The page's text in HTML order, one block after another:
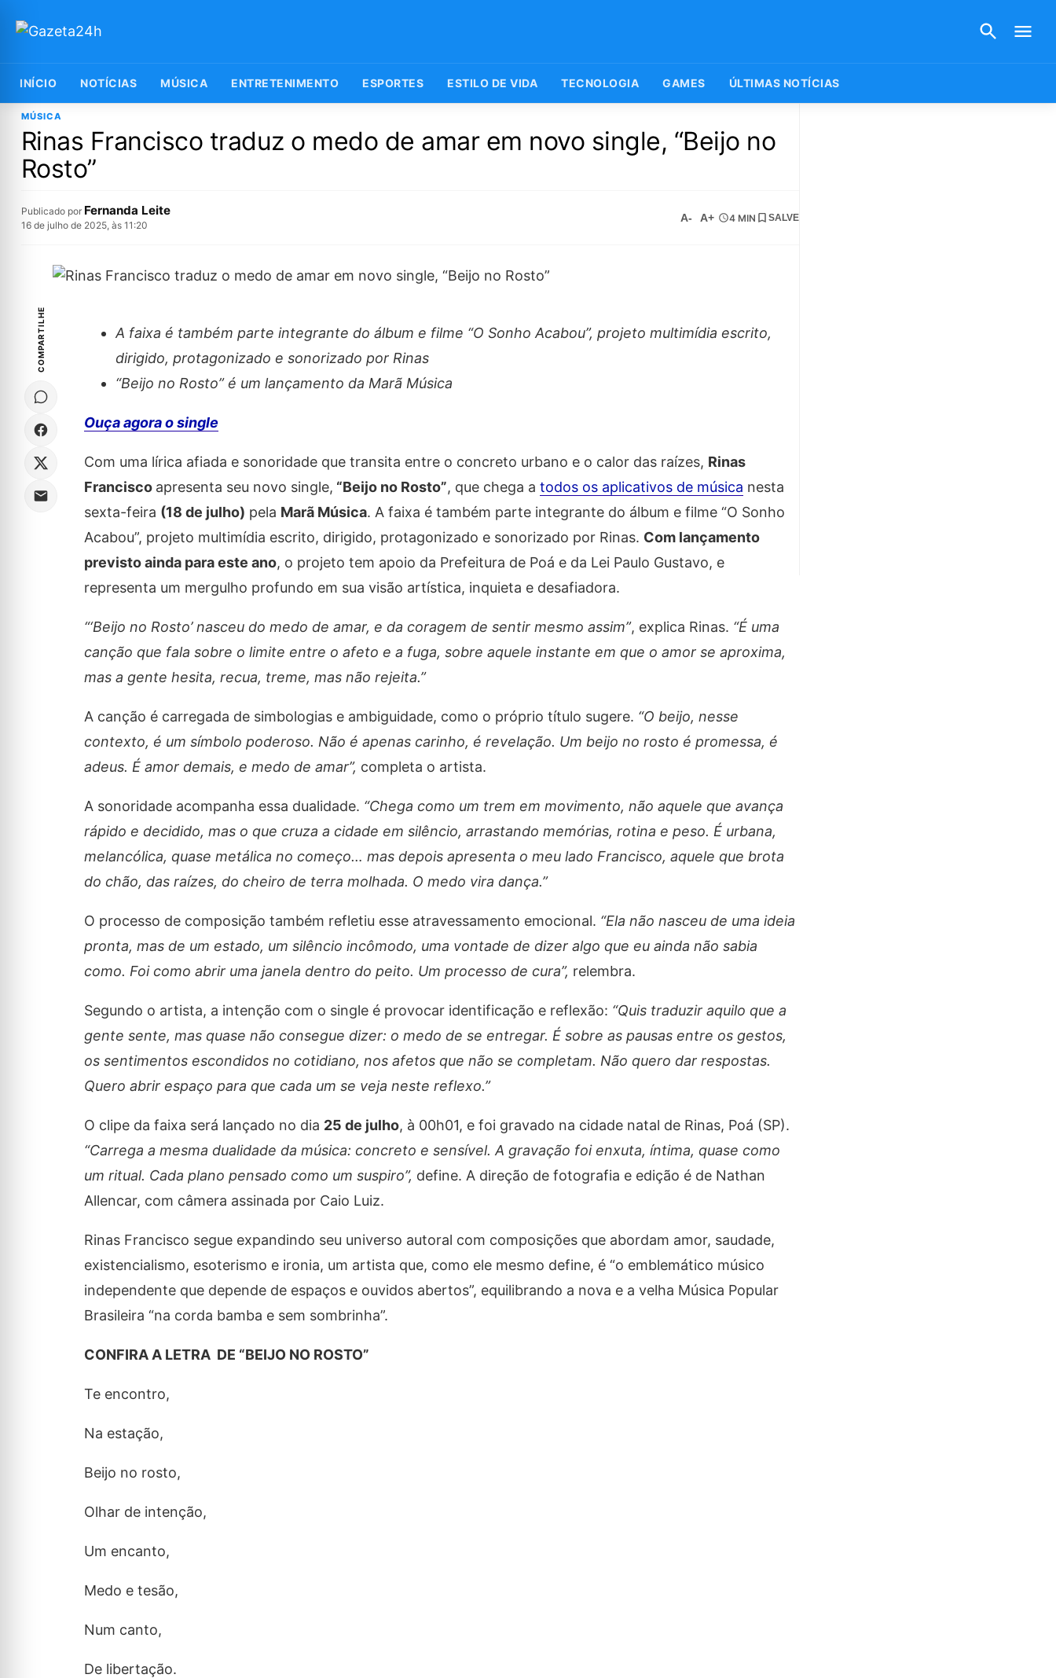
INÍCIO NOTÍCIAS MÚSICA ENTRETENIMENTO ESPORTES ESTILO DE VIDA TECNOLOGIA GAMES ÚLTIMAS NOTÍCIAS
MÚSICA
Rinas Francisco traduz o medo de amar em novo single, “Beijo no
Rosto”
Publicado por Fernanda Leite
16 de julho de 2025, às 11:20
A- A+ 4 MIN SALVE
COMPARTILHE
A faixa é também parte integrante do álbum e filme “O Sonho Acabou”, projeto multimídia escrito,
dirigido, protagonizado e sonorizado por Rinas
“Beijo no Rosto” é um lançamento da Marã Música
Ouça agora o single
Com uma lírica afiada e sonoridade que transita entre o concreto urbano e o calor das raízes, Rinas
Francisco apresenta seu novo single, “Beijo no Rosto”, que chega a todos os aplicativos de música nesta
sexta-feira (18 de julho) pela Marã Música. A faixa é também parte integrante do álbum e filme “O Sonho
Acabou”, projeto multimídia escrito, dirigido, protagonizado e sonorizado por Rinas. Com lançamento
previsto ainda para este ano, o projeto tem apoio da Prefeitura de Poá e da Lei Paulo Gustavo, e
representa um mergulho profundo em sua visão artística, inquieta e desafiadora.
“‘Beijo no Rosto’ nasceu do medo de amar, e da coragem de sentir mesmo assim”, explica Rinas. “É uma
canção que fala sobre o limite entre o afeto e a fuga, sobre aquele instante em que o amor se aproxima,
mas a gente hesita, recua, treme, mas não rejeita.”
A canção é carregada de simbologias e ambiguidade, como o próprio título sugere. “O beijo, nesse
contexto, é um símbolo poderoso. Não é apenas carinho, é revelação. Um beijo no rosto é promessa, é
adeus. É amor demais, e medo de amar”, completa o artista.
A sonoridade acompanha essa dualidade. “Chega como um trem em movimento, não aquele que avança
rápido e decidido, mas o que cruza a cidade em silêncio, arrastando memórias, rotina e peso. É urbana,
melancólica, quase metálica no começo… mas depois apresenta o meu lado Francisco, aquele que brota
do chão, das raízes, do cheiro de terra molhada. O medo vira dança.”
O processo de composição também refletiu esse atravessamento emocional. “Ela não nasceu de uma ideia
pronta, mas de um estado, um silêncio incômodo, uma vontade de dizer algo que eu ainda não sabia
como. Foi como abrir uma janela dentro do peito. Um processo de cura”, relembra.
Segundo o artista, a intenção com o single é provocar identificação e reflexão: “Quis traduzir aquilo que a
gente sente, mas quase não consegue dizer: o medo de se entregar. É sobre as pausas entre os gestos,
os sentimentos escondidos no cotidiano, nos afetos que não se completam. Não quero dar respostas.
Quero abrir espaço para que cada um se veja neste reflexo.”
O clipe da faixa será lançado no dia 25 de julho, à 00h01, e foi gravado na cidade natal de Rinas, Poá (SP).
“Carrega a mesma dualidade da música: concreto e sensível. A gravação foi enxuta, íntima, quase como
um ritual. Cada plano pensado como um suspiro”, define. A direção de fotografia e edição é de Nathan
Allencar, com câmera assinada por Caio Luiz.
Rinas Francisco segue expandindo seu universo autoral com composições que abordam amor, saudade,
existencialismo, esoterismo e ironia, um artista que, como ele mesmo define, é “o emblemático músico
independente que depende de espaços e ouvidos abertos”, equilibrando a nova e a velha Música Popular
Brasileira “na corda bamba e sem sombrinha”.
CONFIRA A LETRA DE “BEIJO NO ROSTO”
Te encontro,
Na estação,
Beijo no rosto,
Olhar de intenção,
Um encanto,
Medo e tesão,
Num canto,
De libertação.